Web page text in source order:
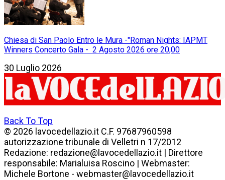
Chiesa di San Paolo Entro le Mura -"Roman Nights: IAPMT
Winners Concerto Gala - 2 Agosto 2026 ore 20,00
30 Luglio 2026
Back To Top
© 2026 lavocedellazio.it C.F. 97687960598
autorizzazione tribunale di Velletri n 17/2012
Redazione: redazione@lavocedellazio.it | Direttore
responsabile: Marialuisa Roscino | Webmaster:
Michele Bortone - webmaster@lavocedellazio.it